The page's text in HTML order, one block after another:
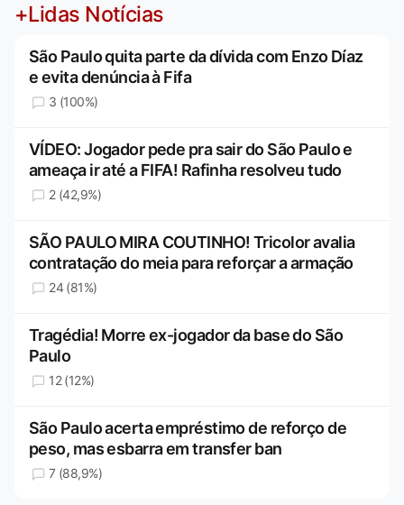
+Lidas Notícias
São Paulo quita parte da dívida com Enzo Díaz
e evita denúncia à Fifa
3 (100%)
VÍDEO: Jogador pede pra sair do São Paulo e
ameaça ir até a FIFA! Rafinha resolveu tudo
2 (42,9%)
SÃO PAULO MIRA COUTINHO! Tricolor avalia
contratação do meia para reforçar a armação
24 (81%)
Tragédia! Morre ex-jogador da base do São
Paulo
12 (12%)
São Paulo acerta empréstimo de reforço de
peso, mas esbarra em transfer ban
7 (88,9%)